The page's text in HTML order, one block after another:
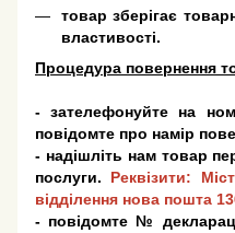
товар зберігає
властивості.
Процедура повернення
- зателефонуйте на
повідомте про намір
- надішліть нам товар
послуги. Реквізити:
відділення нова пошта
- повідомте №